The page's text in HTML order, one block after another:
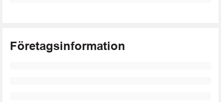
Företagsinformation